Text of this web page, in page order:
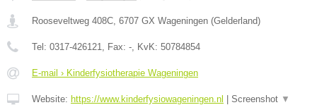
Rooseveltweg 408C, 6707 GX Wageningen (Gelderland)
Tel: 0317-426121, Fax: -, KvK: 50784854
E-mail › Kinderfysiotherapie Wageningen
Website: https://www.kinderfysiowageningen.nl Screenshot ▼